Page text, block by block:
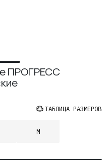
ПРОГРЕСС
ТАБЛИЦА РАЗМЕРОВ
M